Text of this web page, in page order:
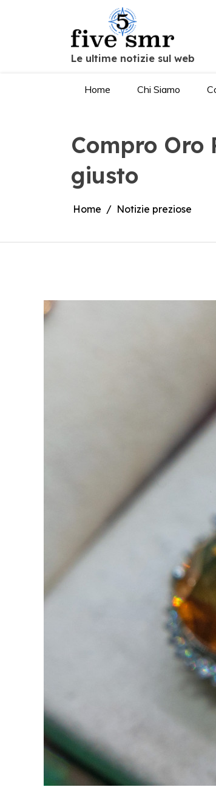
Le ultime notizie sul web
Home Chi Siamo
Compro Oro
giusto
Home Notizie preziose